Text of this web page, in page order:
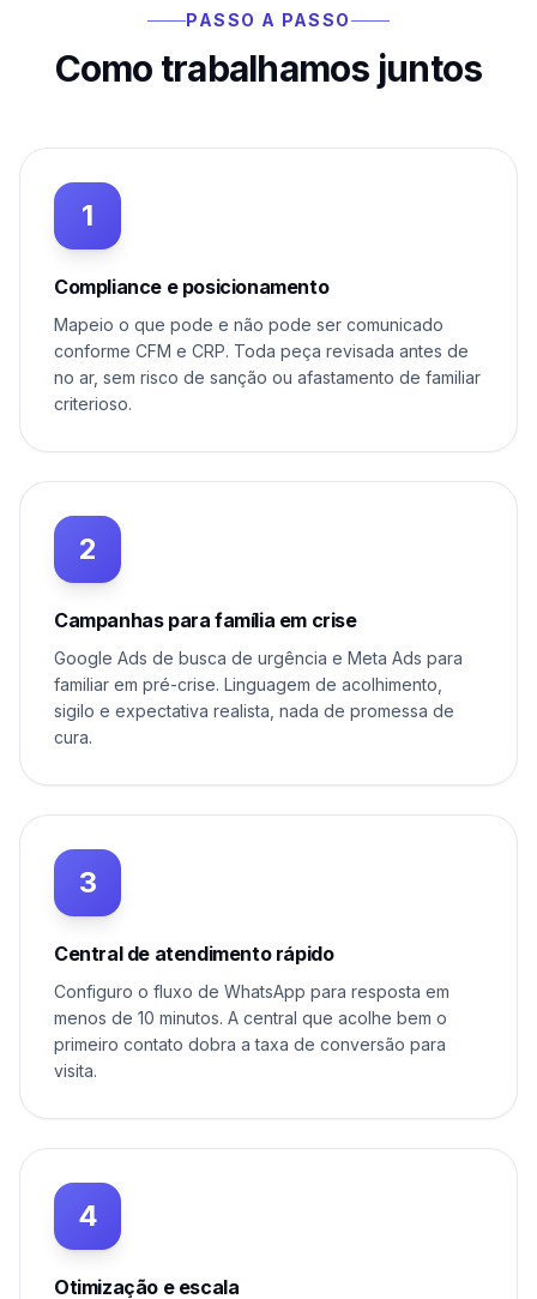
PASSO A PASSO
Como trabalhamos juntos
1
Compliance e posicionamento
Mapeio o que pode e não pode ser comunicado
conforme CFM e CRP. Toda peça revisada antes de
no ar, sem risco de sanção ou afastamento de familiar
criterioso.
2
Campanhas para família em crise
Google Ads de busca de urgência e Meta Ads para
familiar em pré-crise. Linguagem de acolhimento,
sigilo e expectativa realista, nada de promessa de
cura.
3
Central de atendimento rápido
Configuro o fluxo de WhatsApp para resposta em
menos de 10 minutos. A central que acolhe bem o
primeiro contato dobra a taxa de conversão para
visita.
4
Otimização e escala